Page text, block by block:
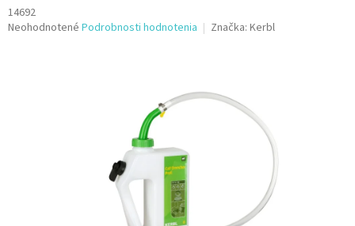
14692
Priemerné
Neohodnotené Podrobnosti hodnotenia Značka: Kerbl